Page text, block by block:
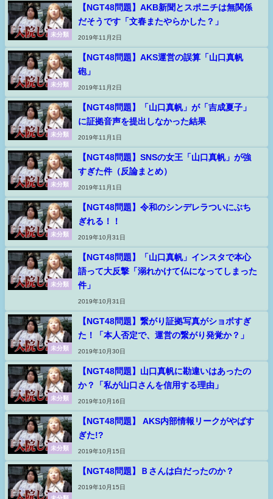
未分類
【NGT48問題】AKB新聞とスポニチは無関係
だそうです「文春またやらかした？」
2019年11月2日
未分類
【NGT48問題】AKS運営の誤算「山口真帆
砲」
2019年11月2日
未分類
【NGT48問題】「山口真帆」が「吉成夏子」
に証拠音声を提出しなかった結果
2019年11月1日
未分類
【NGT48問題】SNSの女王「山口真帆」が強
すぎた件（反論まとめ）
2019年11月1日
未分類
【NGT48問題】令和のシンデレラついにぶち
ぎれる！！
2019年10月31日
未分類
【NGT48問題】「山口真帆」インスタで本心
語って大反撃「溺れかけて仏になってしまった
件」
2019年10月31日
未分類
【NGT48問題】繋がり証拠写真がショボすぎ
た！「本人否定で、運営の繋がり発覚か？」
2019年10月30日
未分類
【NGT48問題】山口真帆に勘違いはあったの
か？「私が山口さんを信用する理由」
2019年10月16日
未分類
【NGT48問題】 AKS内部情報リークがやばす
ぎた!?
2019年10月15日
【NGT48問題】Ｂさんは白だったのか？
2019年10月15日